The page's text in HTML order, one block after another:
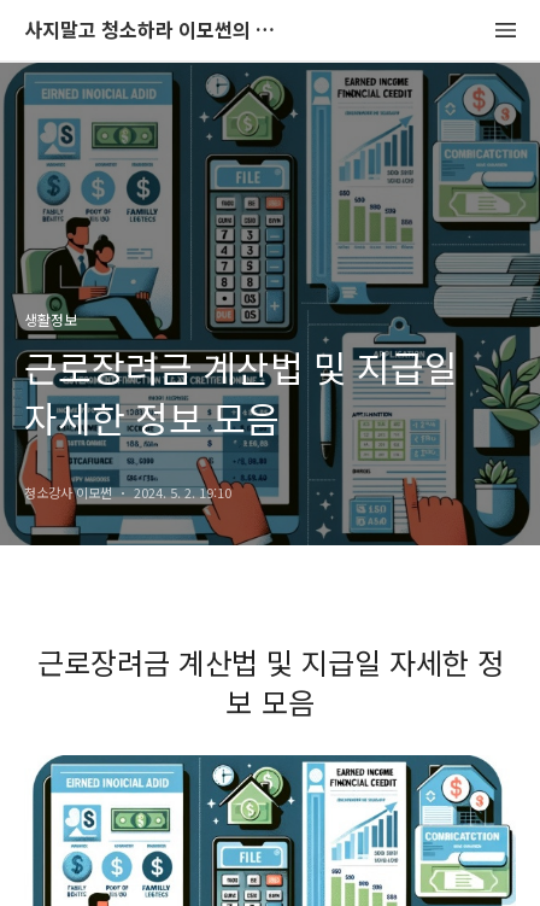
사지말고 청소하라 이모썬의 청소법
생활정보
근로장려금 계산법 및 지급일
자세한 정보 모음
청소강사 이모썬 2024. 5. 2. 19:10
근로장려금 계산법 및 지급일 자세한 정
보 모음